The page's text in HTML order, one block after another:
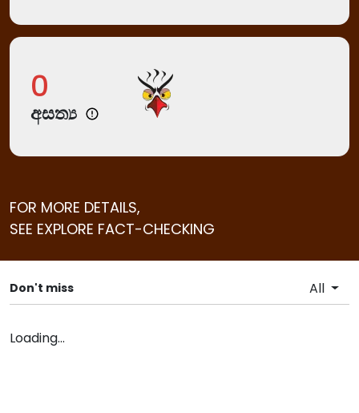
0
අසත්‍ය
FOR MORE DETAILS,
SEE EXPLORE FACT-CHECKING
Don't miss All
Loading...